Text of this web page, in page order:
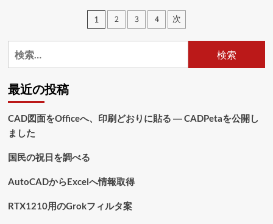
に
む
投
稿
ジ
り
1 2 3 4 次
検
索:
最近の投稿
CAD図面をOfficeへ、印刷どおりに貼る ― CADPetaを公開し
ました
国民の祝日を調べる
AutoCADからExcelへ情報取得
RTX1210用のGrokフィルタ案